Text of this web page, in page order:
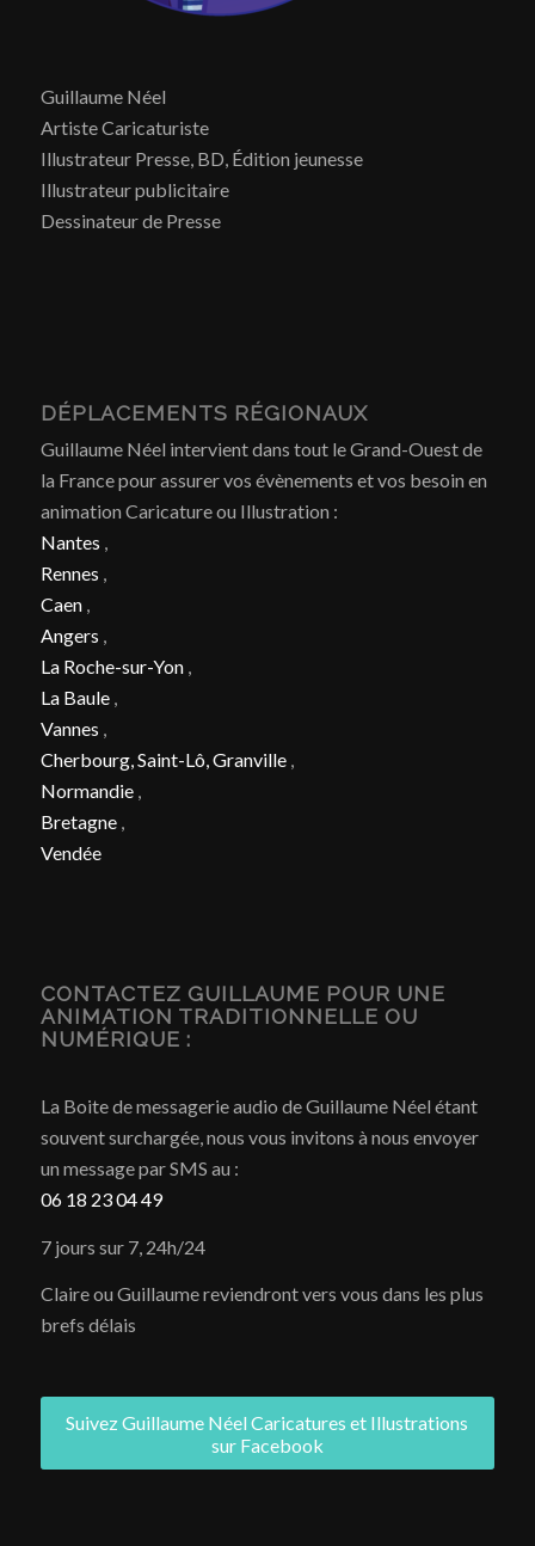
Guillaume Néel
Artiste Caricaturiste
Illustrateur Presse, BD, Édition jeunesse
Illustrateur publicitaire
Dessinateur de Presse
DÉPLACEMENTS RÉGIONAUX
Guillaume Néel intervient dans tout le Grand-Ouest de
la France pour assurer vos évènements et vos besoin en
animation Caricature ou Illustration :
Nantes ,
Rennes ,
Caen,
Angers ,
La Roche-sur-Yon,
La Baule,
Vannes ,
Cherbourg, Saint-Lô, Granville,
Normandie,
Bretagne,
Vendée
CONTACTEZ GUILLAUME POUR UNE
ANIMATION TRADITIONNELLE OU
NUMÉRIQUE :
La Boite de messagerie audio de Guillaume Néel étant
souvent surchargée, nous vous invitons à nous envoyer
un message par SMS au :
06 18 23 04 49
7 jours sur 7, 24h/24
Claire ou Guillaume reviendront vers vous dans les plus
brefs délais
Suivez Guillaume Néel Caricatures et Illustrations
sur Facebook